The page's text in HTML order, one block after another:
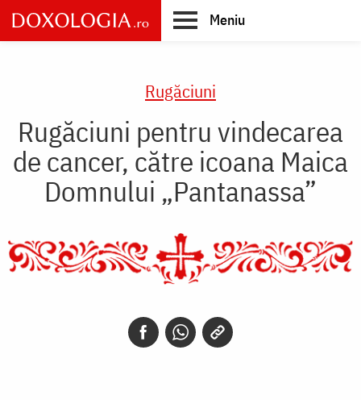
Skip
to
main
Meniu
Rugăciuni
Rugăciuni pentru vindecarea
de cancer, către icoana Maica
Domnului „Pantanassa”